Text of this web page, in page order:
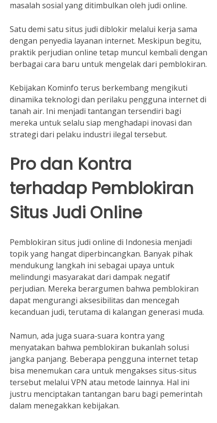
masalah sosial yang ditimbulkan oleh judi online.
Satu demi satu situs judi diblokir melalui kerja sama
dengan penyedia layanan internet. Meskipun begitu,
praktik perjudian online tetap muncul kembali dengan
berbagai cara baru untuk mengelak dari pemblokiran.
Kebijakan Kominfo terus berkembang mengikuti
dinamika teknologi dan perilaku pengguna internet di
tanah air. Ini menjadi tantangan tersendiri bagi
mereka untuk selalu siap menghadapi inovasi dan
strategi dari pelaku industri ilegal tersebut.
Pro dan Kontra
terhadap Pemblokiran
Situs Judi Online
Pemblokiran situs judi online di Indonesia menjadi
topik yang hangat diperbincangkan. Banyak pihak
mendukung langkah ini sebagai upaya untuk
melindungi masyarakat dari dampak negatif
perjudian. Mereka berargumen bahwa pemblokiran
dapat mengurangi aksesibilitas dan mencegah
kecanduan judi, terutama di kalangan generasi muda.
Namun, ada juga suara-suara kontra yang
menyatakan bahwa pemblokiran bukanlah solusi
jangka panjang. Beberapa pengguna internet tetap
bisa menemukan cara untuk mengakses situs-situs
tersebut melalui VPN atau metode lainnya. Hal ini
justru menciptakan tantangan baru bagi pemerintah
dalam menegakkan kebijakan.